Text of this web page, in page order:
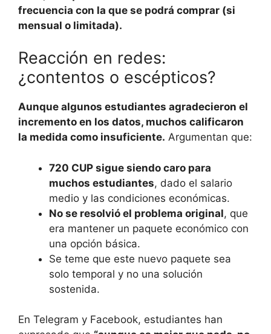
frecuencia con la que se podrá comprar (si
mensual o limitada).
Reacción en redes:
¿contentos o escépticos?
Aunque algunos estudiantes agradecieron el
incremento en los datos, muchos calificaron
la medida como insuficiente. Argumentan que:
720 CUP sigue siendo caro para
muchos estudiantes, dado el salario
medio y las condiciones económicas.
No se resolvió el problema original, que
era mantener un paquete económico con
una opción básica.
Se teme que este nuevo paquete sea
solo temporal y no una solución
sostenida.
En Telegram y Facebook, estudiantes han